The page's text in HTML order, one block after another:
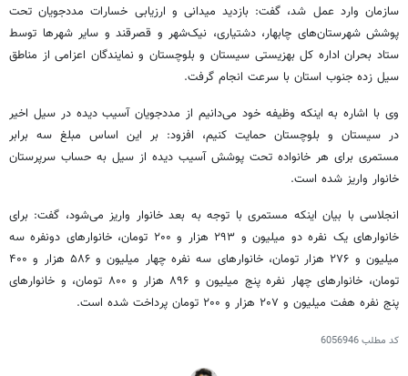
سازمان وارد عمل شد، گفت: بازدید میدانی و ارزیابی خسارات مددجویان تحت
پوشش شهرستان‌های چابهار،دشتیاری، نیک‌شهر و قصرقند و سایر شهرها توسط
ستاد بحران اداره کل بهزیستی سیستان و بلوچستان و نمایندگان اعزامی از مناطق
سیل زده جنوب استان با سرعت انجام گرفت.
وی با اشاره به اینکه وظیفه خود می‌دانیم از مددجویان آسیب دیده در سیل اخیر
در سیستان و بلوچستان حمایت کنیم، افزود: بر این اساس مبلغ سه برابر
مستمری برای هر خانواده تحت پوشش آسیب دیده از سیل به حساب سرپرستان
خانوار واریز شده است.
انجلاسی با بیان اینکه مستمری با توجه به بعد خانوار واریز می‌شود، گفت: برای
خانوارهای یک نفره
دو میلیون و ۲۹۳ هزار و ۲۰۰ تومان، خانوارهای دونفره سه
میلیون و ۲۷۶ هزار تومان، خانوارهای سه
نفره
چهار میلیون و ۵۸۶ هزار و ۴۰۰
تومان، خانوارهای چهار نفره
پنج میلیون و ۸۹۶ هزار و ۸۰۰ تومان، و خانوارهای
پنج نفره هفت میلیون و ۲۰۷ هزار و ۲۰۰ تومان پرداخت شده است.
کد مطلب6056946